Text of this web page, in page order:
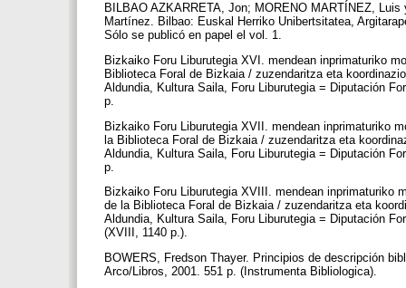
BILBAO AZKARRETA, Jon; MORENO MARTÍNEZ,
Martínez. Bilbao: Euskal Herriko Unibertsitatea,
Sólo se publicó en papel el vol. 1.
Bizkaiko Foru Liburutegia XVI. mendean inprimaturiko
Biblioteca Foral de Bizkaia / zuzendaritza eta
Aldundia, Kultura Saila, Foru Liburutegia = Diputación
p.
Bizkaiko Foru Liburutegia XVII. mendean inprimaturiko
la Biblioteca Foral de Bizkaia / zuzendaritza eta
Aldundia, Kultura Saila, Foru Liburutegia = Diputación
p.
Bizkaiko Foru Liburutegia XVIII. mendean inprimaturiko
de la Biblioteca Foral de Bizkaia / zuzendaritza eta
Aldundia, Kultura Saila, Foru Liburutegia = Diputación
(XVIII, 1140 p.).
BOWERS, Fredson Thayer. Principios de descripción
Arco/Libros, 2001. 551 p. (Instrumenta Bibliologica).